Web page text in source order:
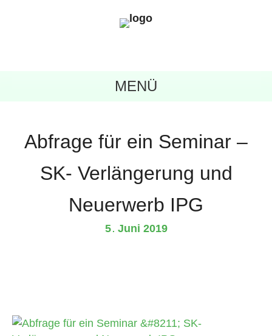
MENÜ
Abfrage für ein Seminar –
SK- Verlängerung und
Neuerwerb IPG
5 . Juni 2019